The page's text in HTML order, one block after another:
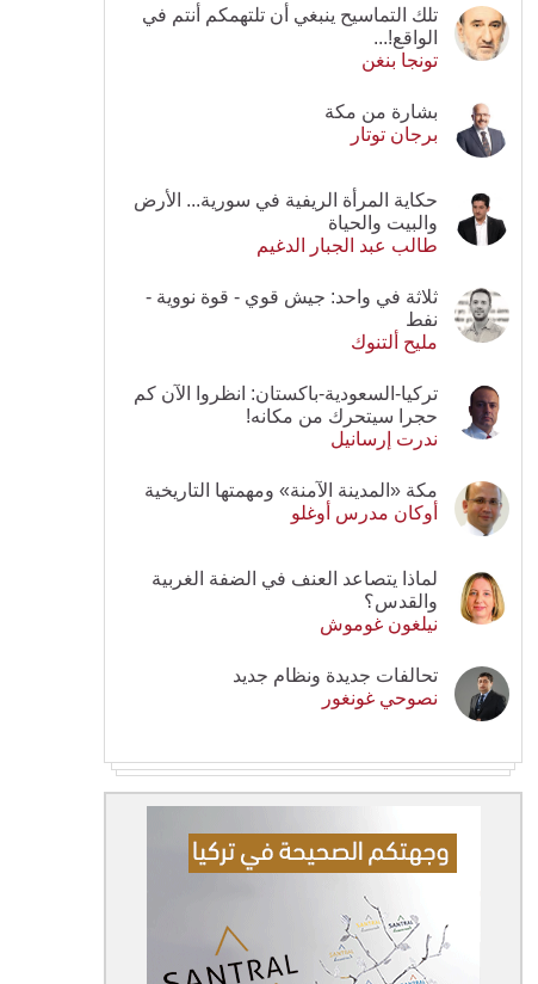
تلك التماسيح ينبغي أن تلتهمكم أنتم في
الواقع!...
تونجا بنغن
بشارة من مكة
برجان توتار
حكاية المرأة الريفية في سورية... الأرض
والبيت والحياة
طالب عبد الجبار الدغيم
ثلاثة في واحد: جيش قوي - قوة نووية -
نفط
مليح ألتنوك
تركيا-السعودية-باكستان: انظروا الآن كم
حجرا سيتحرك من مكانه!
ندرت إرسانيل
مكة «المدينة الآمنة» ومهمتها التاريخية
أوكان مدرس أوغلو
لماذا يتصاعد العنف في الضفة الغربية
والقدس؟
نيلغون غوموش
تحالفات جديدة ونظام جديد
نصوحي غونغور